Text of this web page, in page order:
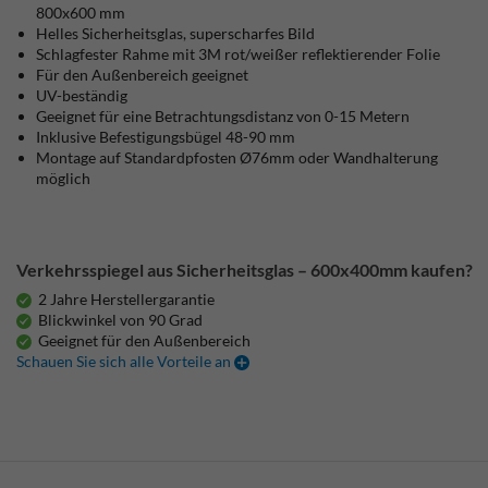
800x600 mm
Helles Sicherheitsglas, superscharfes Bild
Schlagfester Rahme mit 3M rot/weißer reflektierender Folie
Für den Außenbereich geeignet
UV-beständig
Geeignet für eine Betrachtungsdistanz von 0-15 Metern
Inklusive Befestigungsbügel 48-90 mm
Montage auf Standardpfosten Ø76mm oder Wandhalterung
möglich
Verkehrsspiegel aus Sicherheitsglas – 600x400mm kaufen?
2 Jahre Herstellergarantie
Blickwinkel von 90 Grad
Geeignet für den Außenbereich
Schauen Sie sich alle Vorteile an